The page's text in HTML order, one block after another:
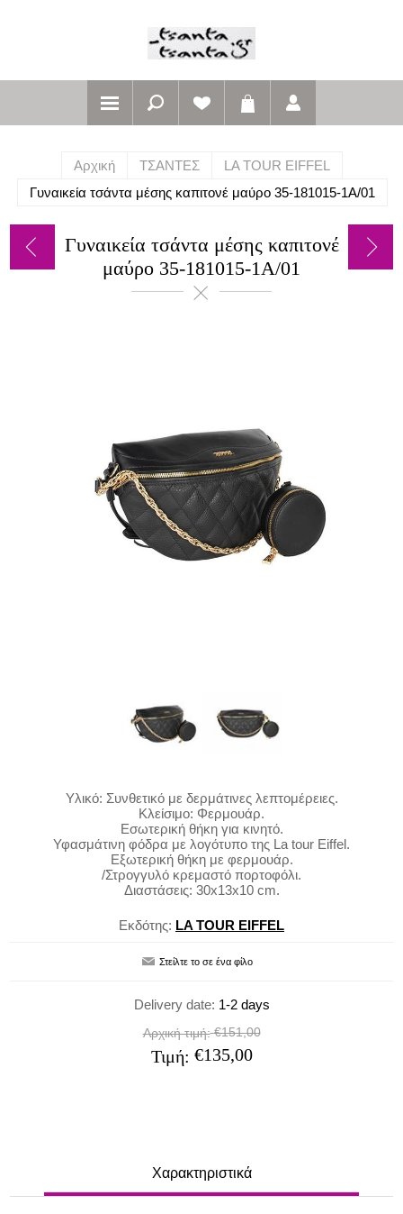
Αρχική ΤΣΑΝΤΕΣ
LA TOUR EIFFEL
Γυναικεία τσάντα μέσης καπιτονέ μαύρο 35-181015-1Α/01
Γυναικεία τσάντα μέσης καπιτονέ
μαύρο 35-181015-1Α/01
Υλικό: Συνθετικό με δερμάτινες λεπτομέρειες.
Κλείσιμο: Φερμουάρ.
Εσωτερική θήκη για κινητό.
Υφασμάτινη φόδρα με λογότυπο της La tour Eiffel.
Εξωτερική θήκη με φερμουάρ.
/Στρογγυλό κρεμαστό πορτοφόλι.
Διαστάσεις: 30x13x10 cm.
Εκδότης: LA TOUR EIFFEL
Delivery date: 1-2 days
Αρχική τιμή: €151,00
Τιμή: €135,00
Χαρακτηριστικά